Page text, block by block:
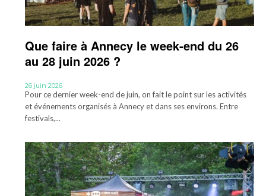
Que faire à Annecy le week-end du 26
au 28 juin 2026 ?
26 juin 2026
Pour ce dernier week-end de juin, on fait le point sur les activités
et événements organisés à Annecy et dans ses environs. Entre
festivals,...